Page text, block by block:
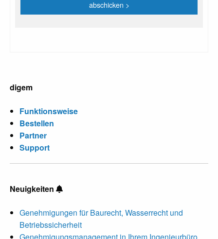
digem
Funktionsweise
Bestellen
Partner
Support
Neuigkeiten
Genehmigungen für Baurecht, Wasserrecht und
Betriebssicherheit